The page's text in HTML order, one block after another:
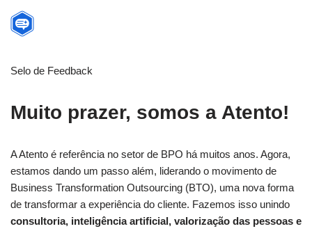
Selo de Feedback
Muito prazer, somos a Atento!
A Atento é referência no setor de BPO há muitos anos. Agora,
estamos dando um passo além, liderando o movimento de
Business Transformation Outsourcing (BTO), uma nova forma
de transformar a experiência do cliente. Fazemos isso unindo
consultoria, inteligência artificial, valorização das pessoas e